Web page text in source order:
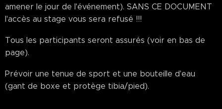
amener le jour de l'événement). SANS CE DOCUMENT
l'accès au stage vous sera refusé !!!
Tous les participants seront assurés (voir en bas de
page).
Prévoir une tenue de sport et une bouteille d'eau
(gant de boxe et protège tibia/pied).